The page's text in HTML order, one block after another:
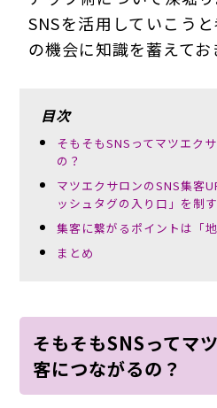
SNSを活用していこう
の機会に知識を蓄えてお
目次
そもそもSNSってマツエク
の？
マツエクサロンのSNS集客
ッシュタグの入り口」を制す
集客に繋がるポイントは「
まとめ
そもそもSNSってマ
客につながるの？